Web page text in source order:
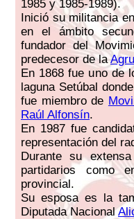
1985 y 1985-1989).
Inició su militancia
en el ámbito
fundador del
predecesor de la
En 1868 fue uno de
laguna Setúbal
fue miembro de
Raúl Alfonsín.
En 1987 fue
representación del
Durante su
partidarios como
provincial.
Su esposa es la
Diputada Nacional